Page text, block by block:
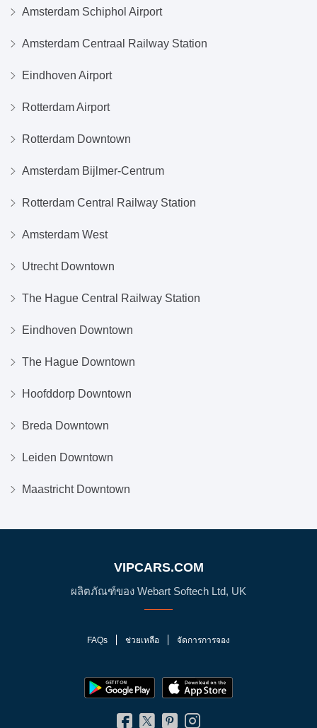
Amsterdam Schiphol Airport
Amsterdam Centraal Railway Station
Eindhoven Airport
Rotterdam Airport
Rotterdam Downtown
Amsterdam Bijlmer-Centrum
Rotterdam Central Railway Station
Amsterdam West
Utrecht Downtown
The Hague Central Railway Station
Eindhoven Downtown
The Hague Downtown
Hoofddorp Downtown
Breda Downtown
Leiden Downtown
Maastricht Downtown
VIPCARS.COM
ผลิตภัณฑ์ของ Webart Softech Ltd, UK
FAQs ช่วยเหลือ จัดการการจอง